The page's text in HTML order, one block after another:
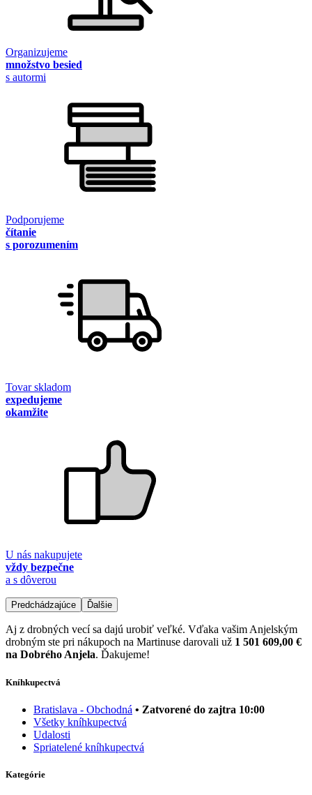
Organizujeme
množstvo besied
s autormi
Podporujeme
čítanie
s porozumením
Tovar skladom
expedujeme
okamžite
U nás nakupujete
vždy bezpečne
a s dôverou
Predchádzajúce Ďalšie
Aj z drobných vecí sa dajú urobiť veľké. Vďaka vašim Anjelským
drobným ste pri nákupoch na Martinuse darovali už 1 501 609,00 €
na Dobrého Anjela. Ďakujeme!
Kníhkupectvá
Bratislava - Obchodná • Zatvorené do zajtra 10:00
Všetky kníhkupectvá
Udalosti
Spriatelené kníhkupectvá
Kategórie